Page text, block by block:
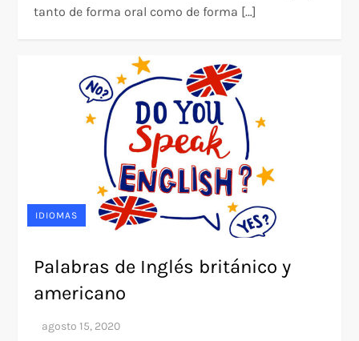
tanto de forma oral como de forma […]
IDIOMAS
Palabras de Inglés británico y
americano